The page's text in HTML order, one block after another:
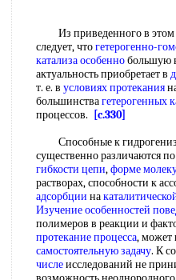
Из приведенного в этом
следует, чтогетерогенно-
катализа особеннобольшую
актуальность приобретает в
т. е. в условиях протекания
большинствагетерогенных
процессов.
[c.330]
Способные к
существенно различаются по
гибкости цепи,форме
растворах, способности к
адсорбции на
Изучение особенностей
полимеров в реакции и
протекание процесса, может
самостоятельную задачу. К
числеисследований не